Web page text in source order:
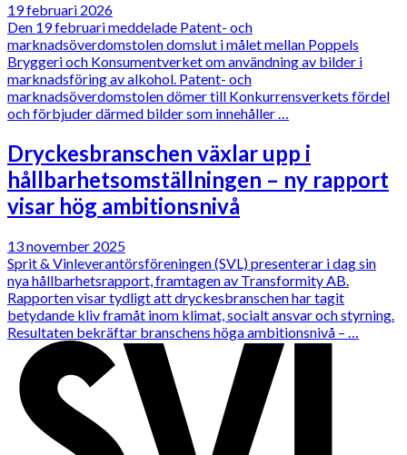
19 februari 2026
Den 19 februari meddelade Patent- och
marknadsöverdomstolen domslut i målet mellan Poppels
Bryggeri och Konsumentverket om användning av bilder i
marknadsföring av alkohol. Patent- och
marknadsöverdomstolen dömer till Konkurrensverkets fördel
och förbjuder därmed bilder som innehåller …
Dryckesbranschen växlar upp i
hållbarhetsomställningen – ny rapport
visar hög ambitionsnivå
13 november 2025
Sprit & Vinleverantörsföreningen (SVL) presenterar i dag sin
nya hållbarhetsrapport, framtagen av Transformity AB.
Rapporten visar tydligt att dryckesbranschen har tagit
betydande kliv framåt inom klimat, socialt ansvar och styrning.
Resultaten bekräftar branschens höga ambitionsnivå – …